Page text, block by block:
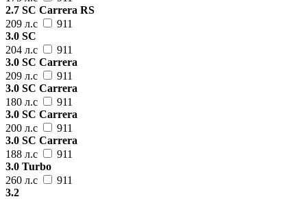
2.7 SC Carrera RS
209 л.с
911
3.0 SC
204 л.с
911
3.0 SC Carrera
209 л.с
911
3.0 SC Carrera
180 л.с
911
3.0 SC Carrera
200 л.с
911
3.0 SC Carrera
188 л.с
911
3.0 Turbo
260 л.с
911
3.2